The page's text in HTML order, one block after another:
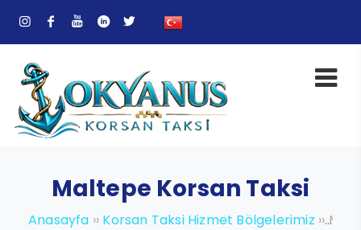
Maltepe Korsan Taksi
Anasayfa ›› Korsan Taksi Hizmet Bölgelerimiz ››